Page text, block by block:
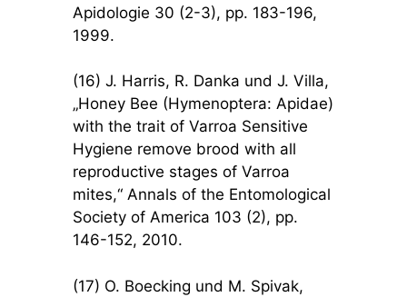
Apidologie 30 (2-3), pp. 183-196,
1999.
(16) J. Harris, R. Danka und J. Villa,
„Honey Bee (Hymenoptera: Apidae)
with the trait of Varroa Sensitive
Hygiene remove brood with all
reproductive stages of Varroa
mites,“ Annals of the Entomological
Society of America 103 (2), pp.
146-152, 2010.
(17) O. Boecking und M. Spivak,